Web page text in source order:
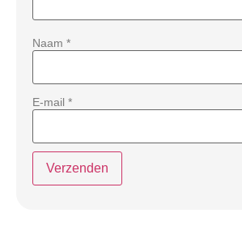
Naam *
E-mail *